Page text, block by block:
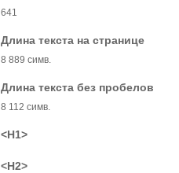
641
Длина текста на странице
8 889 симв.
Длина текста без пробелов
8 112 симв.
<H1>
<H2>